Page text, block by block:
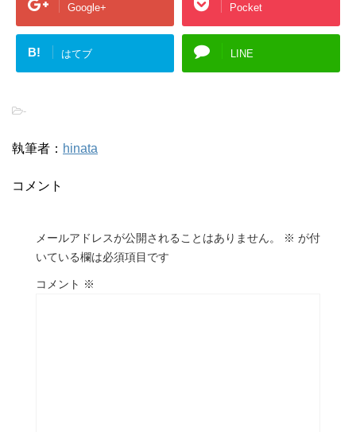
Google+ Pocket
B! はてブ LINE
-
執筆者： hinata
コメント
メールアドレスが公開されることはありません。 ※ が付
いている欄は必須項目です
コメント ※